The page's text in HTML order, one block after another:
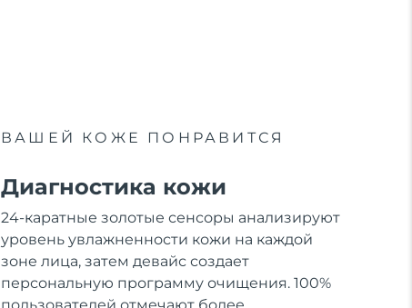
ВАШЕЙ КОЖЕ ПОНРАВИТСЯ
Диагностика кожи
24-каратные золотые сенсоры анализируют
уровень увлажненности кожи на каждой
зоне лица, затем девайс создает
персональную программу очищения. 100%